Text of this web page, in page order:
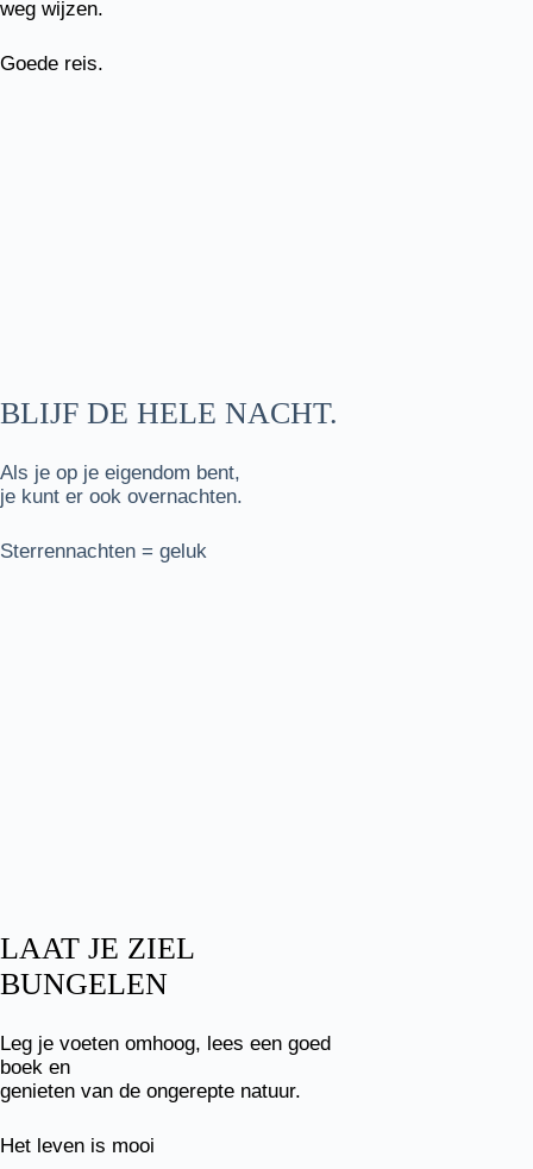
weg wijzen.
Goede reis.
BLIJF DE HELE NACHT.
Als je op je eigendom bent,
je kunt er ook overnachten.
Sterrennachten = geluk
LAAT JE ZIEL
BUNGELEN
Leg je voeten omhoog, lees een goed
boek en
genieten van de ongerepte natuur.
Het leven is mooi